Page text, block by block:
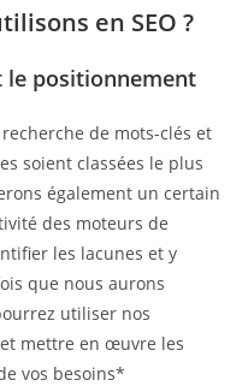
en SEO ?
le positionnement
de mots-clés et
soient classées le plus
également un certain
des moteurs de
les lacunes et y
que nous aurons
utiliser nos
mettre en œuvre les
vos besoins*